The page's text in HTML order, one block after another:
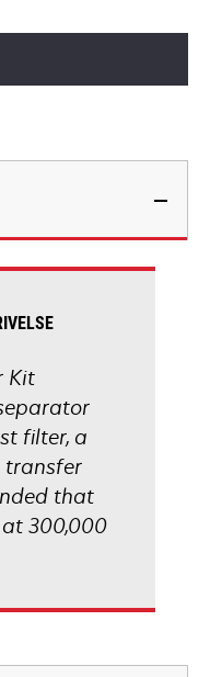
Kit
filter, a
transfer
that
300,000